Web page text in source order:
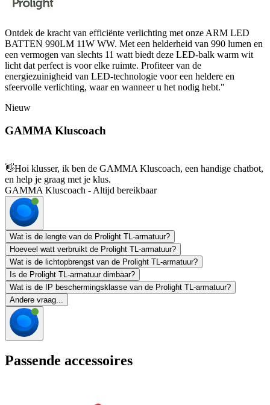
Ontdek de kracht van efficiënte verlichting met onze ARM LED
BATTEN 990LM 11W WW. Met een helderheid van 990 lumen en
een vermogen van slechts 11 watt biedt deze LED-balk warm wit
licht dat perfect is voor elke ruimte. Profiteer van de
energiezuinigheid van LED-technologie voor een heldere en
sfeervolle verlichting, waar en wanneer u het nodig hebt."
Nieuw
GAMMA Kluscoach
👋Hoi klusser, ik ben de GAMMA Kluscoach, een handige chatbot,
en help je graag met je klus.
GAMMA Kluscoach - Altijd bereikbaar
Wat is de lengte van de Prolight TL-armatuur?
Hoeveel watt verbruikt de Prolight TL-armatuur?
Wat is de lichtopbrengst van de Prolight TL-armatuur?
Is de Prolight TL-armatuur dimbaar?
Wat is de IP beschermingsklasse van de Prolight TL-armatuur?
Andere vraag...
Passende accessoires